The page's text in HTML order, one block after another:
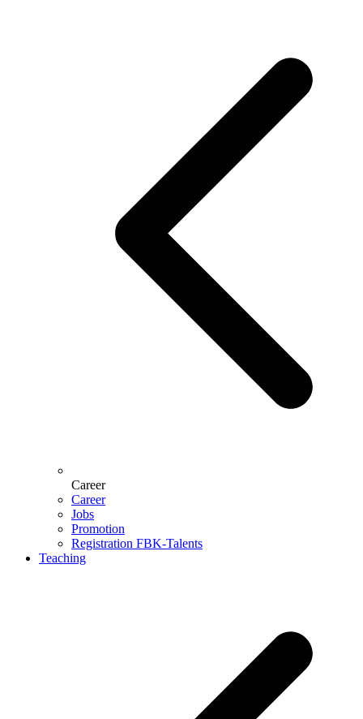
Career
Career
Jobs
Promotion
Registration FBK-Talents
Teaching